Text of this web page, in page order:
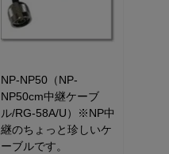
NP-NP50（NP-
NP50cm中継ケーブ
ル/RG-58A/U）※NP中
継のちょっと珍しいケ
ーブルです。